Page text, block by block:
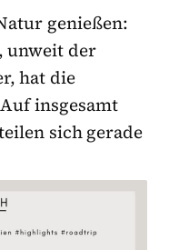
genießen:
unweit der
hat die
insgesamt
sich gerade